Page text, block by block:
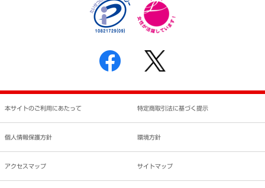
反社会的勢力に対する基本方針
書面による個人情報の開示等の請求の手続きについて
本サイトのご利用にあたって 特定商取引法に基づく提示
個人情報保護方針 環境方針
アクセスマップ サイトマップ